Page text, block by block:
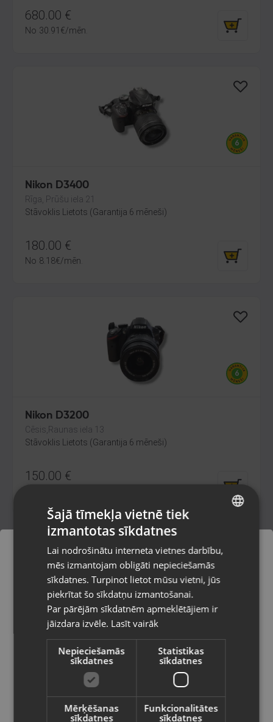
680.00 €
No 30.91 €/mēn.
Nikon D3400
Rīga, Prūšu iela 21
Stāvoklis Lietots (Garantija 6 mēneši)
180.00 €
No 8.18€/mēn.
Nikon D3200
Cēsis,Raunas iela 13
Stāvoklis Lietots (Garantija 6 mēneši)
150.00 €
Canon EOS 600D (Rebel T3i)
Tukums, Elizabetes iela 6
Stāvoklis Lietots (Garantija 6 mēneši)
€
Pasūtījumi tiks piegādāti uz
izvēlēto valsti
Vietnes saturs būs attēlots izvēlētajā
valodā
Valsts
RUSSIAN
Šajā tīmekļa vietnē tiek
izmantotas sīkdatnes
Lai nodrošinātu interneta vietnes darbību,
mēs izmantojam obligāti nepieciešamās
sīkdatnes. Turpinot lietot mūsu vietni, jūs
piekrītat šo sīkdatņu izmantošanai.
Par pārējām sīkdatnēm apmeklētājiem ir
jāizdara izvēle. Lasīt vairāk
Nepieciešamās
sīkdatnes
Statistikas
sīkdatnes
Mērķēšanas
sīkdatnes
Funkcionalitātes
sīkdatnes